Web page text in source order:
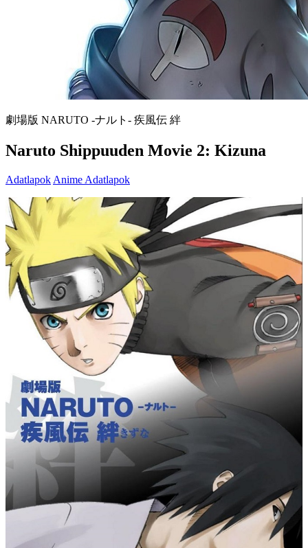
劇場版 NARUTO -ナルト- 疾風伝 絆
Naruto Shippuuden Movie 2: Kizuna
Adatlapok Anime Adatlapok